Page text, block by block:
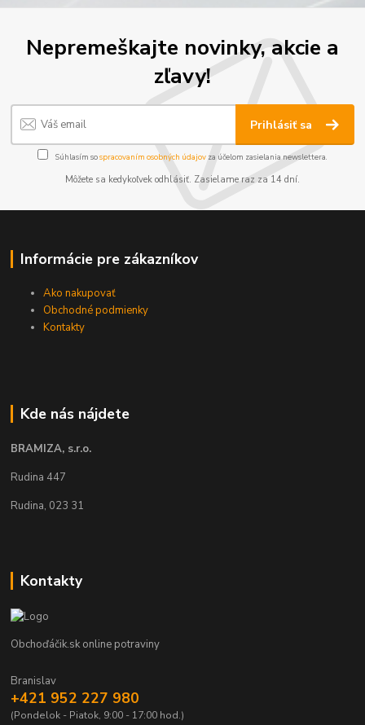
Nepremeškajte novinky, akcie a
zľavy!
Prihlásiť sa
Súhlasím sospracovaním osobných údajov za účelom zasielania newslettera.
Môžete sa kedykoľvek odhlásiť. Zasielame raz za 14 dní.
Informácie pre zákazníkov
Ako nakupovať
Obchodné podmienky
Kontakty
Kde nás nájdete
BRAMIZA, s.r.o.
Rudina 447
Rudina, 023 31
Kontakty
Obchoďáčik.sk online potraviny
Branislav
+421 952 227 980
(Pondelok - Piatok, 9:00 - 17:00 hod.)